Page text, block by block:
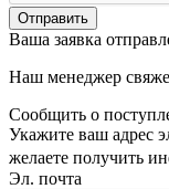
Отправить
Ваша заявка
Наш менеджер
Сообщить о
Укажите ваш адрес
желаете получить
Эл. почта